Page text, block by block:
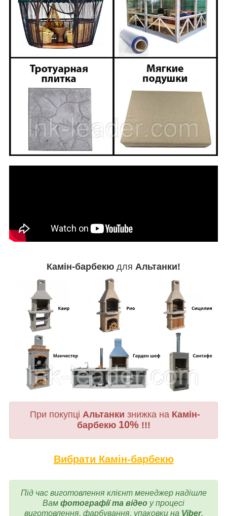
Камін-барбекю для Альтанки!
При покупці Альтанки знижка на Камін-
барбекю 10%!!!
Вибрати Камін-барбекю
Під час виготовлення клієнт менеджер надішле
Вам фотографії та відео у процесі
виготовлення, фарбування, упаковки на Viber.